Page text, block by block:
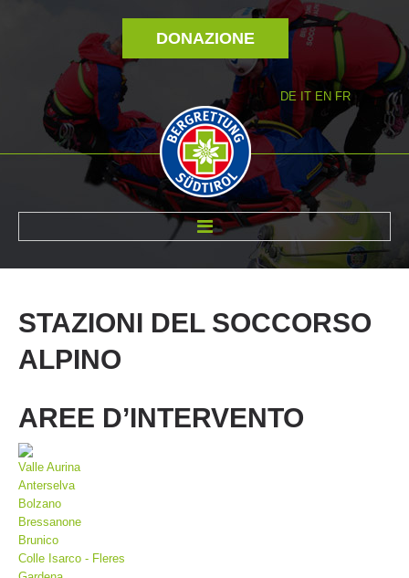
DONAZIONE
DE IT EN FR
STAZIONI DEL SOCCORSO
ALPINO
AREE D’INTERVENTO
Valle Aurina
Anterselva
Bolzano
Bressanone
Brunico
Colle Isarco - Fleres